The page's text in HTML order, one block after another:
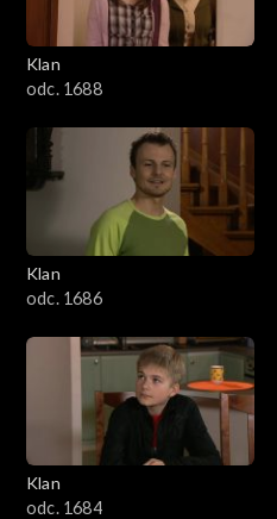
2401–2500
2301–2400
2201–2300
2101–2200
2001–2100
1901–2000
1801–1900
1701–1800
1601–1700
Klan
odc. 1688
Klan
odc. 1686
Klan
odc. 1684